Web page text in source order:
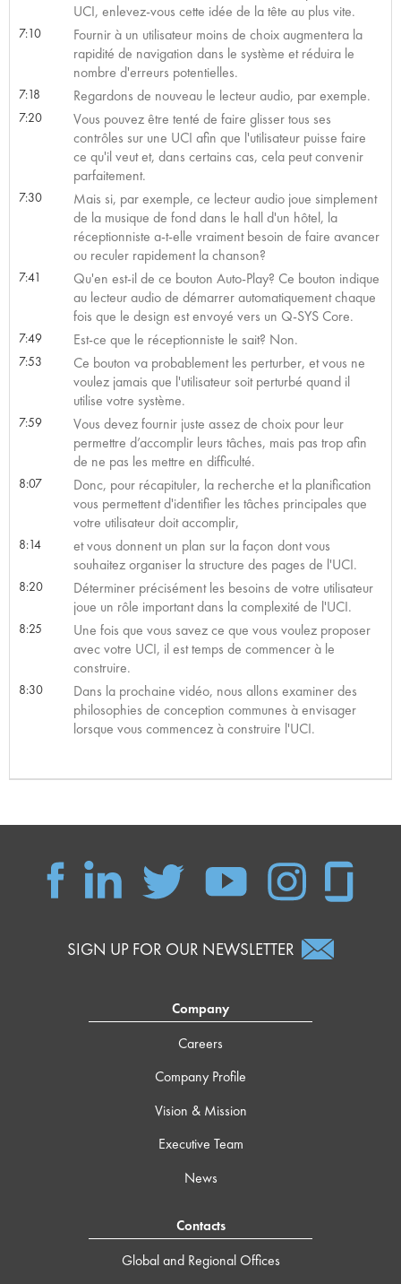
UCI, enlevez-vous cette idée de la tête au plus vite.
7:10
Fournir à un utilisateur moins de choix augmentera la
rapidité de navigation dans le système et réduira le
nombre d'erreurs potentielles.
7:18 Regardons de nouveau le lecteur audio, par exemple.
7:20
Vous pouvez être tenté de faire glisser tous ses
contrôles sur une UCI afin que l'utilisateur puisse faire
ce qu'il veut et, dans certains cas, cela peut convenir
parfaitement.
7:30
Mais si, par exemple, ce lecteur audio joue simplement
de la musique de fond dans le hall d'un hôtel, la
réceptionniste a-t-elle vraiment besoin de faire avancer
ou reculer rapidement la chanson?
7:41
Qu'en est-il de ce bouton Auto-Play? Ce bouton indique
au lecteur audio de démarrer automatiquement chaque
fois que le design est envoyé vers un Q-SYS Core.
7:49 Est-ce que le réceptionniste le sait? Non.
7:53
Ce bouton va probablement les perturber, et vous ne
voulez jamais que l'utilisateur soit perturbé quand il
utilise votre système.
7:59
Vous devez fournir juste assez de choix pour leur
permettre d’accomplir leurs tâches, mais pas trop afin
de ne pas les mettre en difficulté.
8:07
Donc, pour récapituler, la recherche et la planification
vous permettent d'identifier les tâches principales que
votre utilisateur doit accomplir,
8:14
et vous donnent un plan sur la façon dont vous
souhaitez organiser la structure des pages de l'UCI.
8:20
Déterminer précisément les besoins de votre utilisateur
joue un rôle important dans la complexité de l'UCI.
8:25
Une fois que vous savez ce que vous voulez proposer
avec votre UCI, il est temps de commencer à le
construire.
8:30
Dans la prochaine vidéo, nous allons examiner des
philosophies de conception communes à envisager
lorsque vous commencez à construire l'UCI.
SIGN UP FOR OUR NEWSLETTER
Company
Careers
Company Profile
Vision & Mission
Executive Team
News
Contacts
Global and Regional Offices